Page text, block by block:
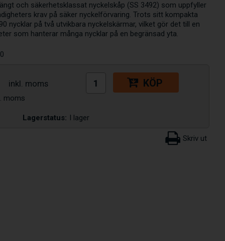
och säkerhetsklassat nyckelskåp (SS 3492) som uppfyller
krav på säker nyckelförvaring. Trots sitt kompakta
nycklar på två utvikbara nyckelskärmar, vilket gör det till en
som hanterar många nycklar på en begränsad yta.
KÖP
Lagerstatus: I lager